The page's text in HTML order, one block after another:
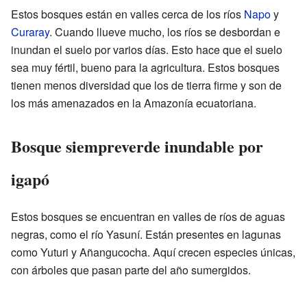
Estos bosques están en valles cerca de los ríos Napoy
Curaray. Cuando llueve mucho, los ríos se desbordan e
inundan el suelo por varios días. Esto hace que el suelo
sea muy fértil, bueno para la agricultura. Estos bosques
tienen menos diversidad que los de tierra firme y son de
los más amenazados en la Amazonía ecuatoriana.
Bosque siempreverde inundable por
igapó
Estos bosques se encuentran en valles de ríos de aguas
negras, como el río Yasuní. Están presentes en lagunas
como Yuturi y Añangucocha. Aquí crecen especies únicas,
con árboles que pasan parte del año sumergidos.